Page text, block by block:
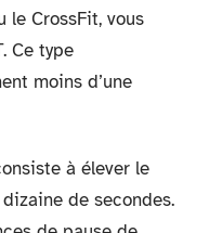
le CrossFit, vous
Ce type
moins d’une
à élever le
de secondes.